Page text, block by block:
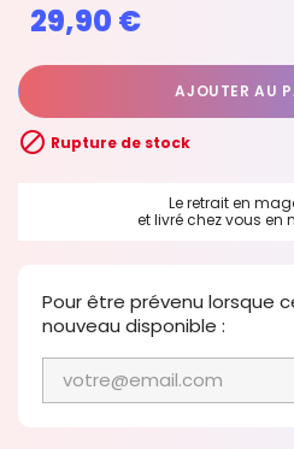
29,90 €
AJOUTER AU
 Rupture de stock
Le retrait en
et livré chez vous en
Pour être prévenu lorsque
nouveau disponible :